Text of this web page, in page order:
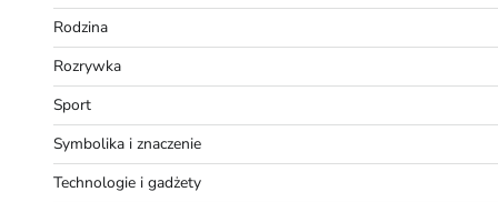
Rodzina
Rozrywka
Sport
Symbolika i znaczenie
Technologie i gadżety